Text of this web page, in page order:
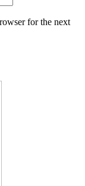
for the next